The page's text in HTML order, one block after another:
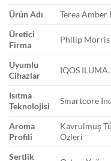
Ürün Adı
Terea Amber
Üretici
Firma
Philip
Uyumlu
Cihazlar
IQOS
Isıtma
Teknolojisi
Smartcore
Aroma
Profili
Kavrulmuş
Özleri
Sertlik